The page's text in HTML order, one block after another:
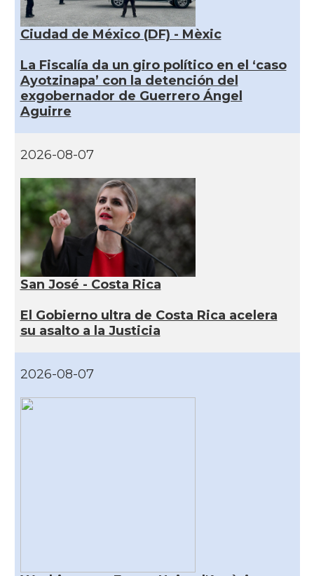
Ciudad de México (DF) - Mèxic
La Fiscalía da un giro político en el ‘caso
Ayotzinapa’ con la detención del
exgobernador de Guerrero Ángel
Aguirre
2026-08-07
San José - Costa Rica
El Gobierno ultra de Costa Rica acelera
su asalto a la Justicia
2026-08-07